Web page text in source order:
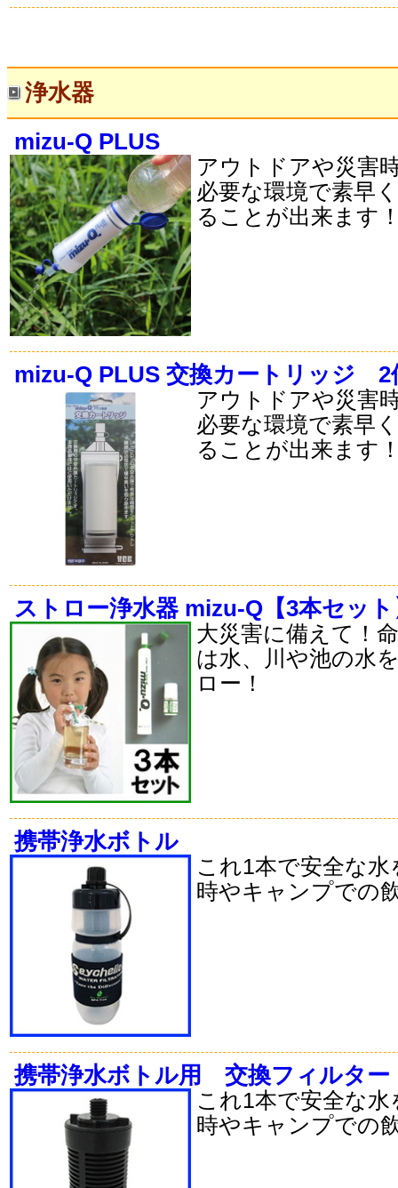
浄水器
mizu-Q PLUS
アウトドアや災害
必要な環境で素早
ることが出来ます
mizu-Q PLUS 交換カートリッジ 2
アウトドアや災害
必要な環境で素早
ることが出来ます
ストロー浄水器 mizu-Q【3本セッ
大災害に備えて！
は水、川や池の水
ロー！
携帯浄水ボトル
これ1本で安全な水
時やキャンプでの
携帯浄水ボトル用 交換フィルター
これ1本で安全な水
時やキャンプでの